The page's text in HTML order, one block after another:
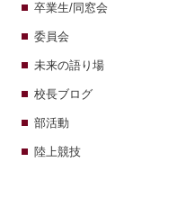
卒業生/同窓会
委員会
未来の語り場
校長ブログ
部活動
陸上競技